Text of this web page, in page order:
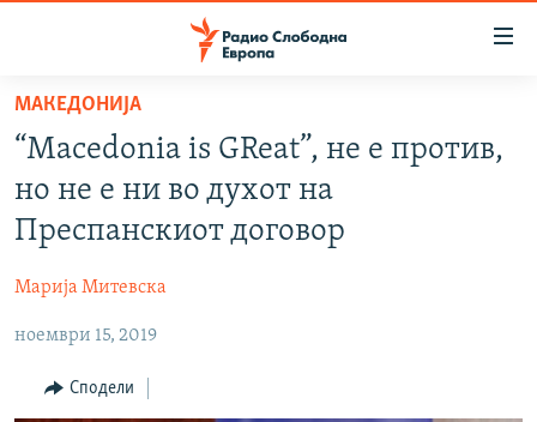
Оди
содржината
Оди
на
главната
навигација
Премини
на
МАКЕДОНИЈА
ВИЗУЕЛНО
ШТО ТРЕБА ДА ЗНАЕТЕ
ПРИЈАВИ СЕ ЗА ЊУЗЛЕТЕР
ПОДКАСТ ЗОШТО?
МАКЕДОНИЈА
“Macedonia is GReat”, не е против,
но не е ни во духот на
Преспанскиот договор
Марија Митевска
ноември 15, 2019
Сподели